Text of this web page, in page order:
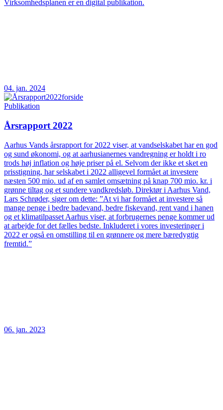
Virksomhedsplanen er en digital publikation.
04. jan. 2024
Publikation
Årsrapport 2022
Aarhus Vands årsrapport for 2022 viser, at vandselskabet har en god
og sund økonomi, og at aarhusianernes vandregning er holdt i ro
trods høj inflation og høje priser på el. Selvom der ikke et sket en
prisstigning, har selskabet i 2022 alligevel formået at investere
næsten 500 mio. ud af en samlet omsætning på knap 700 mio. kr. i
grønne tiltag og et sundere vandkredsløb. Direktør i Aarhus Vand,
Lars Schrøder, siger om dette: ”At vi har formået at investere så
mange penge i bedre badevand, bedre fiskevand, rent vand i hanen
og et klimatilpasset Aarhus viser, at forbrugernes penge kommer ud
at arbejde for det fælles bedste. Inkluderet i vores investeringer i
2022 er også en omstilling til en grønnere og mere bæredygtig
fremtid.”
06. jan. 2023